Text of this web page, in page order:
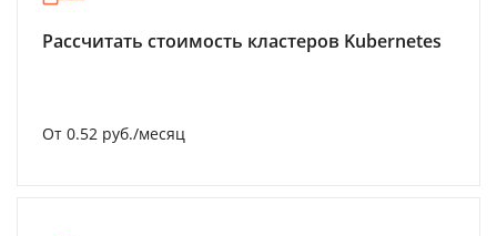
Рассчитать стоимость кластеров Kubernetes
От 0.52 руб./месяц